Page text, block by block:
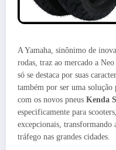
A Yamaha, sinônimo de
rodas, traz ao mercado a
só se destaca por suas
também por ser uma
com os novos pneus Kenda
especificamente para
excepcionais,
tráfego nas grandes cidades.